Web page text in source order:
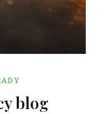
blog